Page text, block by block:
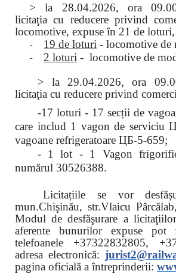
> la 28.04.2026, ora
licitaţiacu reducere privind
locomotive, expuse în 21 de
- 19 de loturi - locomotive de
- 2 loturi - locomotive de
> la 29.04.2026, ora
licitaţia cu reducere privind
-17 loturi - 17 secții de
care includ 1 vagon de serviciu
vagoane refrigeratoare ЦБ-5-659;
- 1 lot - 1 Vagon
numărul 30526388.
Licitațiile se vor
mun.Chişinău, str.Vlaicu
Modul de desfăşurare a
aferente bunurilor expuse pot
telefoanele +37322832805,
adresa electronică:
pagina oficială a întreprinderii: